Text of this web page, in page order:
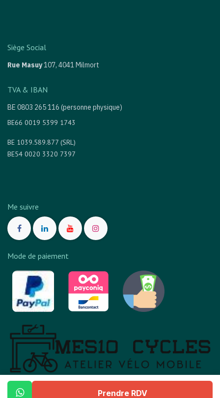
Siège Social
Rue Masuy107, 4041 Milmort
TVA & IBAN
BE 0803 265 116 (personne physique)
BE66 0019 5399 1743
BE 1039.589.877 (SRL)
BE54 0020 3320 7397
Me suivre
Mode de paiement
Mes10 Cycles est une marqued'AxiMobi.
Accueil
À propos de moi • Me contacter
Prendre RDV